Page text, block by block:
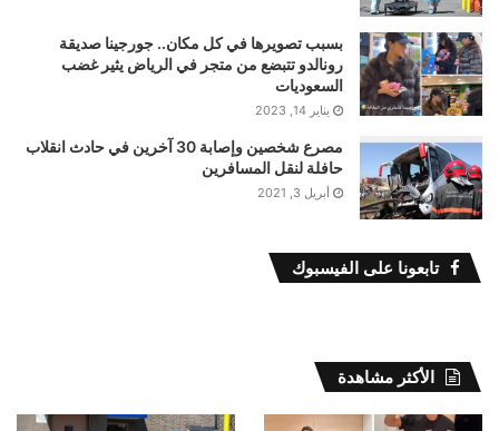
بسبب تصويرها في كل مكان.. جورجينا صديقة
رونالدو تتبضع من متجر في الرياض يثير غضب
السعوديات
يناير 14, 2023
مصرع شخصين وإصابة 30 آخرين في حادث انقلاب
حافلة لنقل المسافرين
أبريل 3, 2021
تابعونا على الفيسبوك
الأكثر مشاهدة